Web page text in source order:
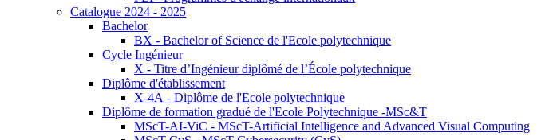
Catalogue 2024 - 2025
Bachelor
BX - Bachelor of Science de l'Ecole polytechnique
Cycle Ingénieur
X - Titre d’Ingénieur diplômé de l’École polytechnique
Diplôme d'établissement
X-4A - Diplôme de l'Ecole polytechnique
Diplôme de formation gradué de l'Ecole Polytechnique -MSc&T
MScT-AI-ViC - MScT-Artificial Intelligence and Advanced Visual Computing